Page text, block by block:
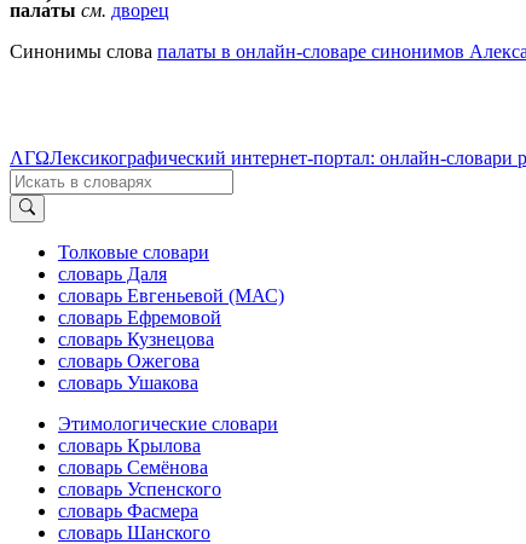
пала́ты см. дворец
Синонимы слова палаты в онлайн-словаре синонимов
ΛΓΩЛексикографический интернет-портал: онлайн-словари
Толковые словари
словарь Даля
словарь Евгеньевой (МАС)
словарь Ефремовой
словарь Кузнецова
словарь Ожегова
словарь Ушакова
Этимологические словари
словарь Крылова
словарь Семёнова
словарь Успенского
словарь Фасмера
словарь Шанского